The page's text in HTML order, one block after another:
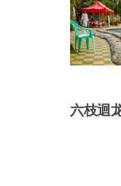
六枝迴